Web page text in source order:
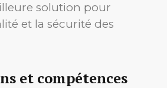
solution pour
et la sécurité des
et compétences